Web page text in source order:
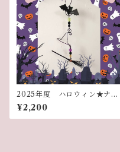
2025年度 ハロウィン★ナイ
トレッスン
¥2,200